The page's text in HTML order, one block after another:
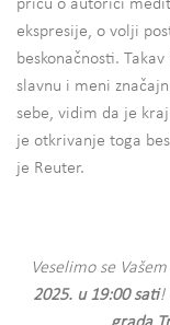
priču o autorici
ekspresije, o volji
beskonačnosti.
slavnu i meni
sebe, vidim da je
je otkrivanje toga
je Reuter.
Veselimo se
2025. u 19:00 sati!